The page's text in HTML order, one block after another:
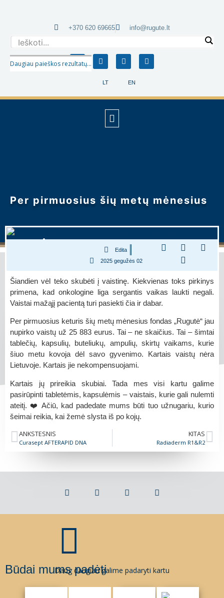
LT EN
+370 620 69665 info@rugute.lt
Daugiau paieškos rezultatų...
Per pirmuosius šių metų mėnesius
Edita
2025 gegužės 02
Šiandien vėl teko skubėti į vaistinę. Kiekvienas toks pirkinys
primena, kad onkologine liga sergantis vaikas laukti negali.
Vaistai mažąjį pacientą turi pasiekti čia ir dabar.
Per pirmuosius keturis šių metų mėnesius fondas „Rugutė“ jau
nupirko vaistų už 25 883eurus. Tai – ne skaičius. Tai – šimtai
tablečių, kapsulių, buteliukų, ampulių, skirtų vaikams, kurie
šiuo metu kovoja dėl savo gyvenimo. Kartais vaistų nėra
Lietuvoje. Kartais jie nekompensuojami.
Kartais jų prireikia skubiai. Tada mes visi kartu galime
pasirūpinti tabletėmis, kapsulėmis – vaistais, kurie gali nulemti
ateitį. ❤️ Ačiū, kad padedate mums būti tuo užnugariu, kurio
šeimai reikia, kai žemė slysta iš po kojų.
ANKSTESNIS
Curasept AFTERAPID DNA
KITAS
Radiaderm R1&R2
Būdai mums padėti
Daug daugiau galime padaryti kartu